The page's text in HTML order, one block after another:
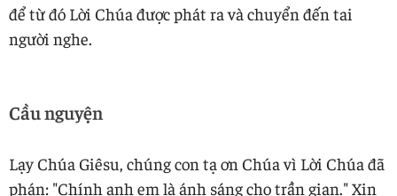
để từ đó Lời Chúa được phát ra và chuyển đến tai
người nghe.
Cầu nguyện
Lạy Chúa Giêsu, chúng con tạ ơn Chúa vì Lời Chúa đã
phán: "Chính anh em là ánh sáng cho trần gian." Xin